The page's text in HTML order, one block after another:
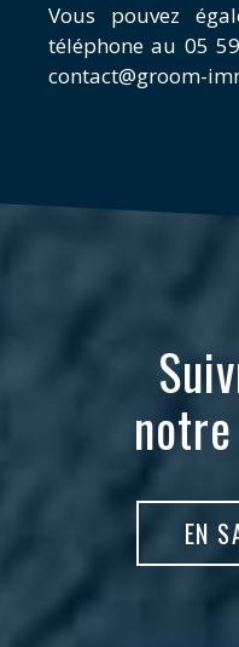
Vous pouvez
téléphone au 05
contact@groom-
EN